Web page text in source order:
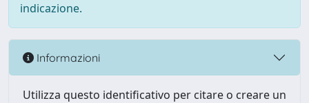
indicazione.
Informazioni
Utilizza questo identificativo per citare o creare un